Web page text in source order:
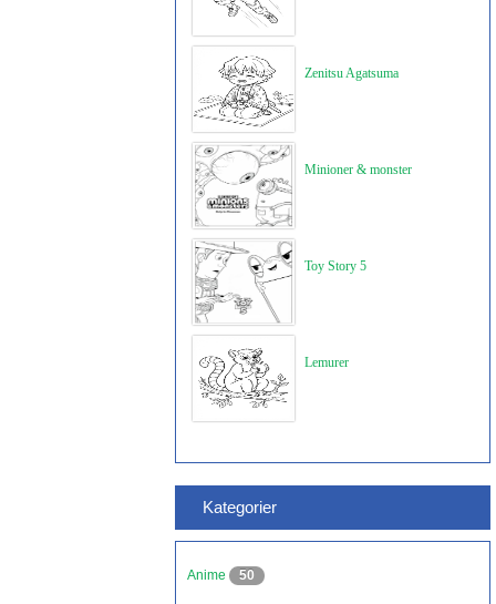
Zenitsu Agatsuma
Minioner & monster
Toy Story 5
Lemurer
Kategorier
Anime 50